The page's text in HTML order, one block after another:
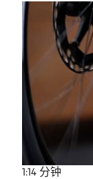
1:14 分钟